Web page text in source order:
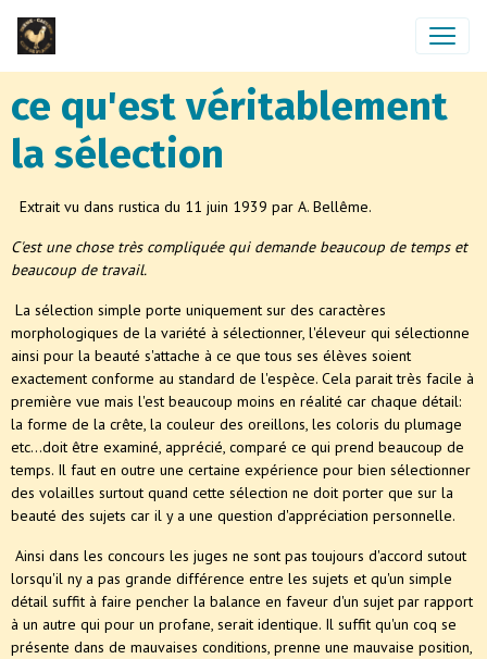
ce qu'est véritablement
la sélection
Extrait vu dans rustica du 11 juin 1939 par A. Bellême.
C'est une chose très compliquée qui demande beaucoup de temps et
beaucoup de travail.
La sélection simple porte uniquement sur des caractères
morphologiques de la variété à sélectionner, l'éleveur qui sélectionne
ainsi pour la beauté s'attache à ce que tous ses élèves soient
exactement conforme au standard de l'espèce. Cela parait très facile à
première vue mais l'est beaucoup moins en réalité car chaque détail:
la forme de la crête, la couleur des oreillons, les coloris du plumage
etc...doit être examiné, apprécié, comparé ce qui prend beaucoup de
temps. Il faut en outre une certaine expérience pour bien sélectionner
des volailles surtout quand cette sélection ne doit porter que sur la
beauté des sujets car il y a une question d'appréciation personnelle.
Ainsi dans les concours les juges ne sont pas toujours d'accord sutout
lorsqu'il ny a pas grande différence entre les sujets et qu'un simple
détail suffit à faire pencher la balance en faveur d'un sujet par rapport
à un autre qui pour un profane, serait identique. Il suffit qu'un coq se
présente dans de mauvaises conditions, prenne une mauvaise position,